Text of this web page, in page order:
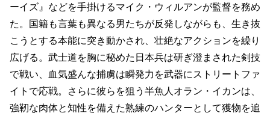
ーイズ』などを手掛けるマイク・ウィルアンが監督を務め
た。国籍も言葉も異なる男たちが反発しながらも、生き抜
こうとする本能に突き動かされ、壮絶なアクションを繰り
広げる。武士道を胸に秘めた日本兵は研ぎ澄まされた剣技
で戦い、血気盛んな捕虜は瞬発力を武器にストリートファ
イトで応戦。さらに彼らを狙う半魚人オラン・イカンは、
強靭な肉体と知性を備えた熟練のハンターとして獲物を追